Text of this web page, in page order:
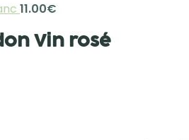
11.00€
Vin rosé